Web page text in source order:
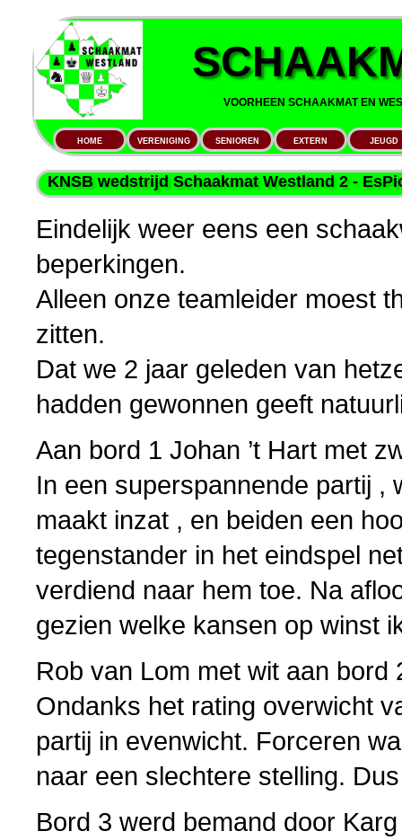
VOORHEEN SCHAAKMAT EN
HOME VERENIGING SENIOREN EXTERN JEUGD
KNSB wedstrijd Schaakmat Westland 2 -
Eindelijk weer eens een
beperkingen.
Alleen onze teamleider moest
zitten.
Dat we 2 jaar geleden van
hadden gewonnen geeft
Aan bord 1 Johan ’t Hart met
In een superspannende partij ,
maakt inzat , en beiden een
tegenstander in het eindspel
verdiend naar hem toe. Na
gezien welke kansen op winst
Rob van Lom met wit aan bord
Ondanks het rating overwicht
partij in evenwicht. Forceren
naar een slechtere stelling.
Bord 3 werd bemand door